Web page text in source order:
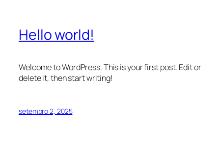
Hello world!
Welcome to WordPress. This is your first post. Edit or
delete it, then start writing!
setembro 2, 2025